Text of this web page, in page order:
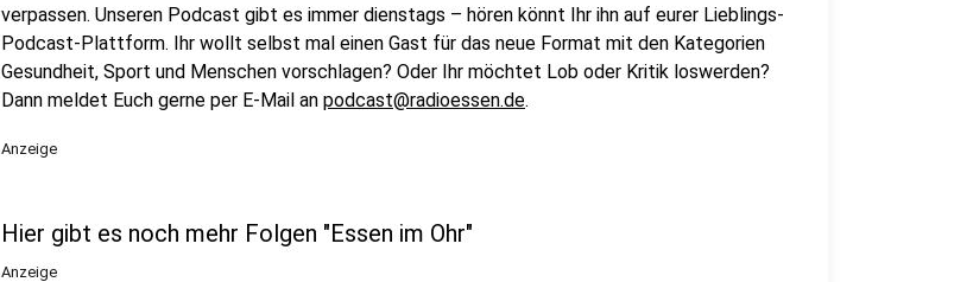
verpassen. Unseren Podcast gibt es immer dienstags – hören könnt Ihr ihn auf eurer Lieblings-
Podcast-Plattform. Ihr wollt selbst mal einen Gast für das neue Format mit den Kategorien
Gesundheit, Sport und Menschen vorschlagen? Oder Ihr möchtet Lob oder Kritik loswerden?
Dann meldet Euch gerne per E-Mail an podcast@radioessen.de.
Anzeige
Hier gibt es noch mehr Folgen "Essen im Ohr"
Anzeige